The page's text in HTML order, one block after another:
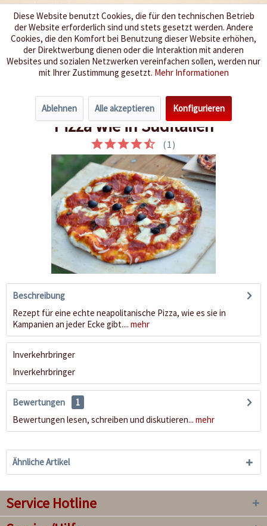
Wir würzen Ihr Leben
Menü
Übersicht Fisch & Meeresfrüchte
Pizza wie in Süditalien
(1)
Beschreibung
Rezept für eine echte neapolitanische Pizza, wie es sie in
Kampanien an jeder Ecke gibt.... mehr
Inverkehrbringer
Inverkehrbringer
Bewertungen
1
Bewertungen lesen, schreiben und diskutieren... mehr
Ähnliche Artikel
Service Hotline
Diese Website benutzt Cookies, die für den technischen Betrieb
der Website erforderlich sind und stets gesetzt werden. Andere
Cookies, die den Komfort bei Benutzung dieser Website erhöhen,
der Direktwerbung dienen oder die Interaktion mit anderen
Websites und sozialen Netzwerken vereinfachen sollen, werden nur
mit Ihrer Zustimmung gesetzt. Mehr Informationen
Ablehnen Alle akzeptieren Konfigurieren